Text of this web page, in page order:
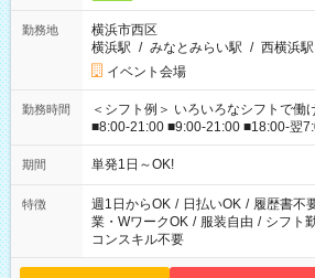
勤務地
横浜市西区
横浜駅 / みなとみらい駅 / 西横浜駅
イベント会場
勤務時間
＜シフト例＞ いろいろなシフトで働
■8:00-21:00 ■9:00-21:00 ■18:00-翌
期間 単発1日～OK!
特徴 週1日からOK / 日払いOK / 履歴書不
業・WワークOK / 服装自由 / シフト
コンスキル不要